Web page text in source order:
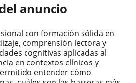
anuncio
con formación sólida en
comprensión lectora y
cognitivas aplicadas al
en contextos clínicos y
entender cómo